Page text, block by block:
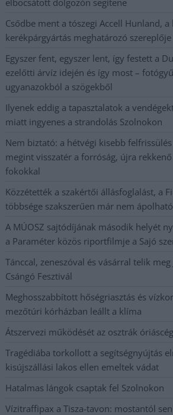
Csődbe ment a tószegi Accell Hunland, a
kerékpárgyártás meghatározó szereplője
Egyszer fent, egyszer lent, így festett a
ezelőtti árvíz idején és így most –
ugyanazokból a szögekből
Ilyenek eddig a tapasztalatok a
miatt ingyenes a strandolás Szolnokon
Nem biztató: a hétvégi kisebb
megint visszatér a forróság, újra
fokokkal
Közzétették a szakértői állásfoglalást, a
többsége szakszerűen már nem ápolható
A MÚOSZ sajtódíjának második helyét
a Paraméter közös riportfilmje a Sajó
Tánccal, zeneszóval és vásárral telik
Csángó Fesztivál
Meghosszabbított hőségriasztás és
mezőtúri kórházban leállt a klíma
Átszervezi működését az osztrák
Tragédiába torkollott a segítségnyújtás
kisújszállási lakos ellen emeltek vádat
Hatalmas lángok csaptak fel Szolnokon
Vízitraffipax a Tisza-tavon: mostantól